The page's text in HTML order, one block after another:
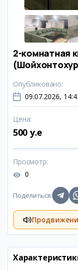
2-комнатная
Опубликовано:
09.07.2026,
Цена:
500 y.e
Просмотр:
0
Поделиться: